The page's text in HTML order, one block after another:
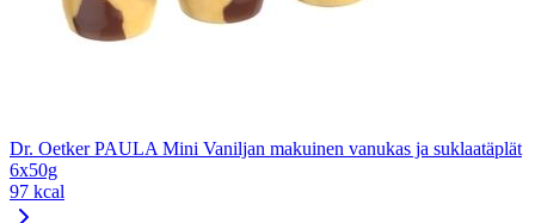
Dr. Oetker PAULA Mini Vaniljan makuinen vanukas ja suklaatäplät
6x50g
97 kcal